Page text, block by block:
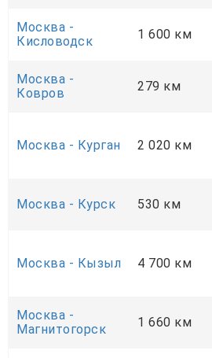
Москва -
Кисловодск
1 600 км
Москва -
Ковров
279 км
Москва - Курган 2 020 км
Москва - Курск 530 км
Москва - Кызыл 4 700 км
Москва -
Магнитогорск
1 660 км